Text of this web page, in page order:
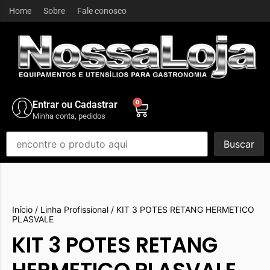
Home Sobre Fale conosco
Buscar
Entrar ou Cadastrar
Minha conta, pedidos
0
Início / Linha Profissional / KIT 3 POTES RETANG HERMETICO
PLASVALE
KIT 3 POTES RETANG